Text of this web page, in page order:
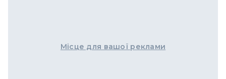
Місце для вашої реклами